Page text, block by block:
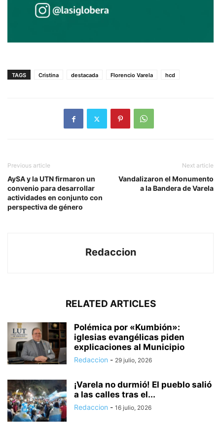
TAGS Cristina destacada Florencio Varela hcd
Previous article
AySA y la UTN firmaron un
convenio para desarrollar
actividades en conjunto con
perspectiva de género
Next article
Vandalizaron el Monumento
a la Bandera de Varela
Redaccion
RELATED ARTICLES
Polémica por «Kumbión»:
iglesias evangélicas piden
explicaciones al Municipio
Redaccion - 29 julio, 2026
¡Varela no durmió! El pueblo salió
a las calles tras el...
Redaccion - 16 julio, 2026